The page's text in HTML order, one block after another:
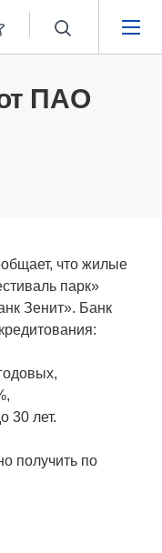
ПАО
что жилые
парк»
Зенит». Банк
30 лет.
получить по